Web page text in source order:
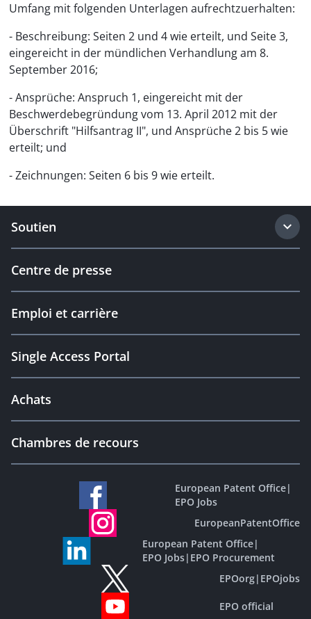
Umfang mit folgenden Unterlagen aufrechtzuerhalten:
- Beschreibung: Seiten 2 und 4 wie erteilt, und Seite 3,
eingereicht in der mündlichen Verhandlung am 8.
September 2016;
- Ansprüche: Anspruch 1, eingereicht mit der
Beschwerdebegründung vom 13. April 2012 mit der
Überschrift "Hilfsantrag II", und Ansprüche 2 bis 5 wie
erteilt; und
- Zeichnungen: Seiten 6 bis 9 wie erteilt.
Soutien
Centre de presse
Emploi et carrière
Single Access Portal
Achats
Chambres de recours
European Patent Office|
EPO Jobs
EuropeanPatentOffice
European Patent Office|
EPO Jobs| EPO Procurement
EPOorg| EPOjobs
EPO official